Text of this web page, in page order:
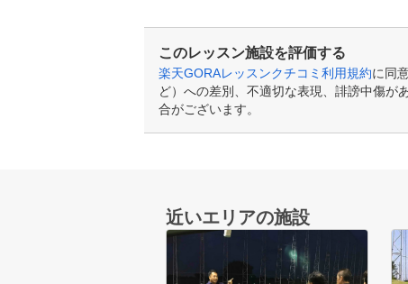
このレッスン施設を評価する
楽天GORAレッスンクチコミ利用規約に同
ど）への差別、不適切な表現、誹謗中傷が
合がございます。
近いエリアの施設